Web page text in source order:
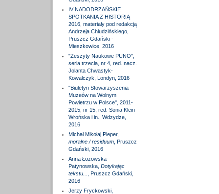
IV NADODRZAŃSKIE
SPOTKANIA Z HISTORIĄ
2016, materiały pod redakcją
Andrzeja Chludzińskiego,
Pruszcz Gdański -
Mieszkowice, 2016
"Zeszyty Naukowe PUNO",
seria trzecia, nr 4, red. nacz.
Jolanta Chwastyk-
Kowalczyk, Londyn, 2016
"Biuletyn Stowarzyszenia
Muzeów na Wolnym
Powietrzu w Polsce", 2011-
2015, nr 15, red. Sonia Klein-
Wrońska i in., Wdzydze,
2016
Michał Mikołaj Pieper,
moralne / residuum, Pruszcz
Gdański, 2016
Anna Łozowska-
Patynowska, Dotykając
tekstu...
, Pruszcz Gdański,
2016
Jerzy Fryckowski,